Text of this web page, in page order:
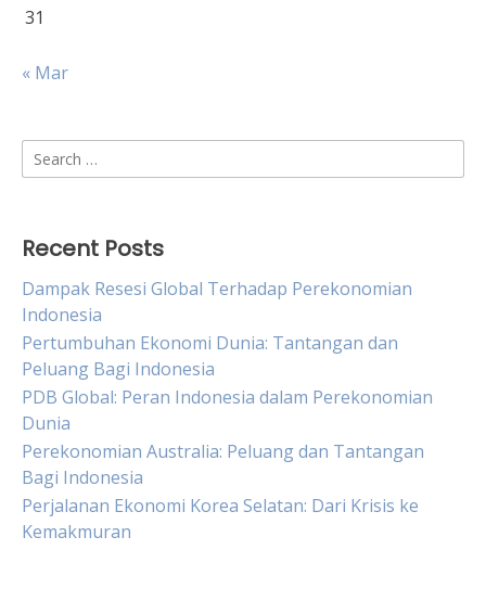
31
« Mar
Search
for:
Recent Posts
Dampak Resesi Global Terhadap Perekonomian
Indonesia
Pertumbuhan Ekonomi Dunia: Tantangan dan
Peluang Bagi Indonesia
PDB Global: Peran Indonesia dalam Perekonomian
Dunia
Perekonomian Australia: Peluang dan Tantangan
Bagi Indonesia
Perjalanan Ekonomi Korea Selatan: Dari Krisis ke
Kemakmuran